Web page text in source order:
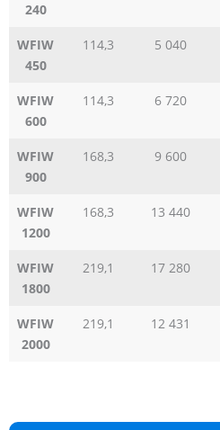
240
WFIW
450
114,3 5 040
WFIW
600
114,3 6 720
WFIW
900
168,3 9 600
WFIW
1200
168,3 13 440
WFIW
1800
219,1 17 280
WFIW
2000
219,1 12 431